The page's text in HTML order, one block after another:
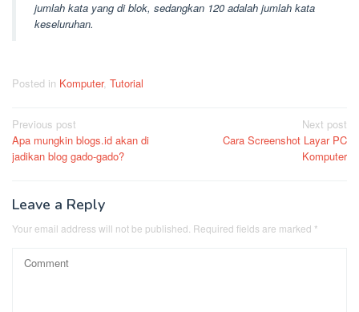
jumlah kata yang di blok, sedangkan 120 adalah jumlah kata
keseluruhan.
Posted in Komputer, Tutorial
Post
navigation
Previous post
Apa mungkin blogs.id akan di
jadikan blog gado-gado?
Next post
Cara Screenshot Layar PC
Komputer
Leave a Reply
Your email address will not be published. Required fields are marked *